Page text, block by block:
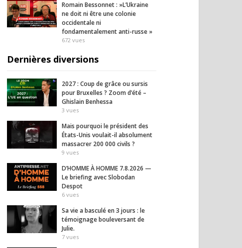
Romain Bessonnet : »L’Ukraine
ne doit ni être une colonie
occidentale ni
fondamentalement anti-russe »
672 vues
Dernières diversions
2027 : Coup de grâce ou sursis
pour Bruxelles ? Zoom d’été –
Ghislain Benhessa
3 vues
Mais pourquoi le président des
États-Unis voulait-il absolument
massacrer 200 000 civils ?
9 vues
D’HOMME À HOMME 7.8.2026 —
Le briefing avec Slobodan
Despot
6 vues
Sa vie a basculé en 3 jours : le
témoignage bouleversant de
Julie.
7 vues